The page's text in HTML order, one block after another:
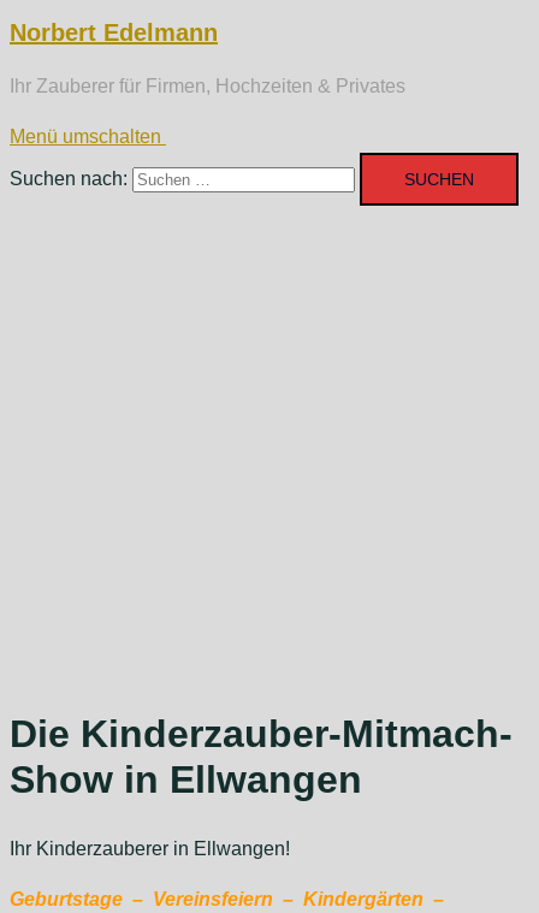
Norbert Edelmann
Ihr Zauberer für Firmen, Hochzeiten & Privates
Menü umschalten
Suchen nach:
Die Kinderzauber-Mitmach-
Show in Ellwangen
Ihr Kinderzauberer in Ellwangen!
Geburtstage – Vereinsfeiern – Kindergärten –